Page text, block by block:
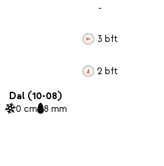
-
3 bft
2 bft
Dal (10-08)
0 cm 8 mm